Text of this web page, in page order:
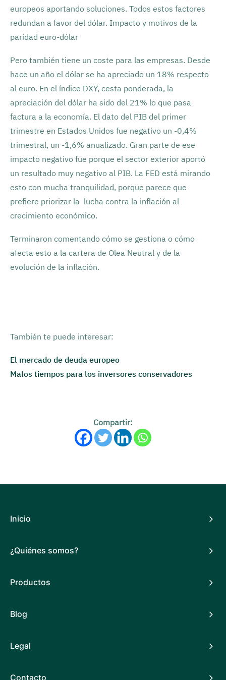
europeos aportando soluciones. Todos estos factores
redundan a favor del dólar. Impacto y motivos de la
paridad euro-dólar
Pero también tiene un coste para las empresas. Desde
hace un año el dólar se ha apreciado un 18% respecto
al euro. En el índice DXY, cesta ponderada, la
apreciación del dólar ha sido del 21% lo que pasa
factura a la economía. El dato del PIB del primer
trimestre en Estados Unidos fue negativo un -0,4%
trimestral, un -1,6% anualizado. Gran parte de ese
impacto negativo fue porque el sector exterior aportó
un resultado muy negativo al PIB. La FED está mirando
esto con mucha tranquilidad, porque parece que
prefiere priorizar la lucha contra la inflación al
crecimiento económico.
Terminaron comentando cómo se gestiona o cómo
afecta esto a la cartera de Olea Neutral y de la
evolución de la inflación.
También te puede interesar:
El mercado de deuda europeo
Malos tiempos para los inversores conservadores
Compartir:
Inicio
¿Quiénes somos?
Productos
Blog
Legal
Contacto